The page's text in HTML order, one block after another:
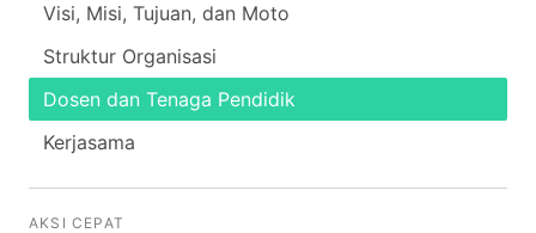
Visi, Misi, Tujuan, dan Moto
Struktur Organisasi
Dosen dan Tenaga Pendidik
Kerjasama
AKSI CEPAT